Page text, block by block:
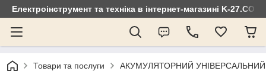
Електроінструмент та техніка в інтернет-магазині K-
Товари та послуги АКУМУЛЯТОРНИЙ